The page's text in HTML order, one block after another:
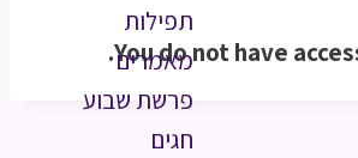
תפילות
מאמרים
פרשת שבוע
חגים
You do not have